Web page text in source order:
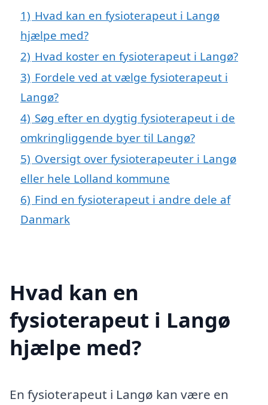
1) Hvad kan en fysioterapeut i Langø
hjælpe med?
2) Hvad koster en fysioterapeut i Langø?
3) Fordele ved at vælge fysioterapeut i
Langø?
4) Søg efter en dygtig fysioterapeut i de
omkringliggende byer til Langø?
5) Oversigt over fysioterapeuter i Langø
eller hele Lolland kommune
6) Find en fysioterapeut i andre dele af
Danmark
Hvad kan en
fysioterapeut i Langø
hjælpe med?
En fysioterapeut i Langø kan være en